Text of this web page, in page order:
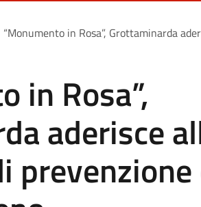
“Monumento in Rosa”, Grottaminarda
in Rosa”,
aderisce
prevenzione